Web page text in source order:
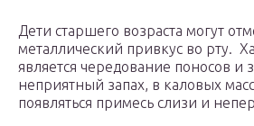
Дети старшего возраста могут
металлический привкус во рту.
является чередование поносов и
неприятный запах, в каловых
появляться примесь слизи и